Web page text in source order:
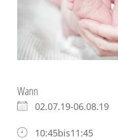
Wann
02.07.19-06.08.19
10:45bis11:45